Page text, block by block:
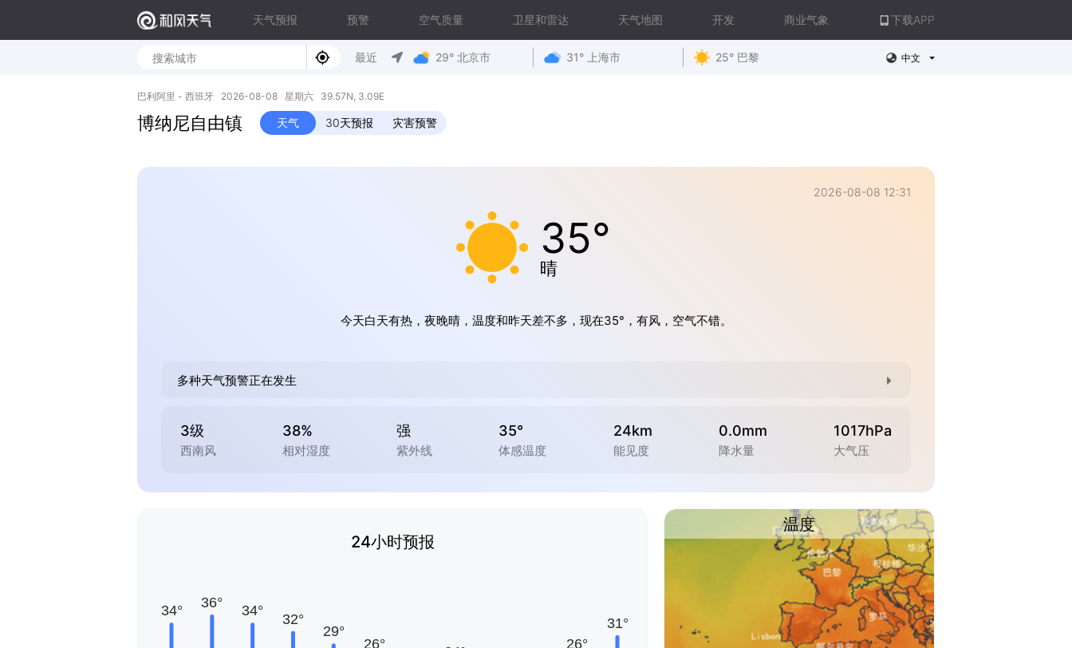
天气预报 预警 空气质量 卫星和雷达 天气地图 开发 商业气象 下载APP
最近 29° 北京市 31° 上海市 25° 巴黎 中文
巴利阿里 - 西班牙 2026-08-08 星期六 39.57N, 3.09E
博纳尼自由镇 天气 30天预报 灾害预警
2026-08-08 12:31
35°
晴
今天白天有热，夜晚晴，温度和昨天差不多，现在35°，有风，空气不错。
多种天气预警正在发生
3级
西南风
38%
相对湿度
强
紫外线
35°
体感温度
24km
能见度
0.0mm
降水量
1017hPa
大气压
24小时预报
温度